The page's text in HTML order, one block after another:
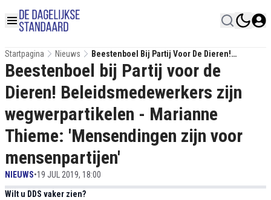
Startpagina Nieuws
Beestenboel Bij Partij Voor De Dieren!
Beleidsmedewerkers Zijn Wegwerpartikelen -
Marianne Thieme: 'Mensendingen Zijn Voor
Mensenpartijen'
Beestenboel bij Partij voor de
Dieren! Beleidsmedewerkers zijn
wegwerpartikelen - Marianne
Thieme: 'Mensendingen zijn voor
mensenpartijen'
NIEUWS•19 JUL 2019, 18:00
Wilt u DDS vaker zien?